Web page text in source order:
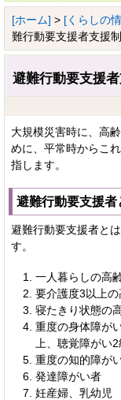
[ホーム] > [くらしの
難行動要支援者支援
避難行動要支援
大規模災害時に、高
めに、平常時からこ
指します。
避難行動要支援者
避難行動要支援者と
す。
一人暮らしの高
要介護度3以上
寝たきり状態の
重度の身体障が
上、聴覚障がい
重度の知的障が
発達障がい者
妊産婦、乳幼児